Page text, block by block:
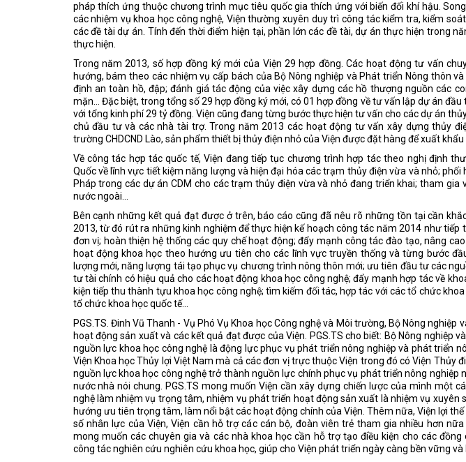
pháp thích ứng thuộc chương trình mục tiêu quốc gia thích ứng với biến đối khí hậu.
các nhiệm vụ khoa học công nghệ, Viện thường xuyên duy trì công tác kiểm tra, kiểm
các đề tài dự án. Tính đến thời điểm hiện tại, phần lớn các đề tài, dự án thực hiện trong
thực hiện.
Trong năm 2013, số hợp đồng ký mới của Viện 29 hợp đồng. Các hoạt động tư vấn
hướng, bám theo các nhiệm vụ cấp bách của Bộ Nông nghiệp và Phát triển Nông thôn
định an toàn hồ, đập; đánh giá tác động của việc xây dựng các hồ thượng nguồn các
mặn... Đặc biệt, trong tổng số 29 hợp đồng ký mới, có 01 hợp đồng về tư vấn lập dự án đầu
với tổng kinh phí 29 tỷ đồng. Viện cũng đang từng bước thực hiện tư vấn cho các dự án
chủ đầu tư và các nhà tài trợ. Trong năm 2013 các hoạt động tư vấn xây dựng thủy
trường CHDCND Lào, sản phẩm thiết bị thủy điện nhỏ của Viện được đặt hàng để xuất
Về công tác hợp tác quốc tế, Viện đang tiếp tục chương trình hợp tác theo nghị định
Quốc về lĩnh vực tiết kiệm năng lượng và hiện đại hóa các trạm thủy điện vừa và nhỏ;
Pháp trong các dự án CDM cho các trạm thủy điện vừa và nhỏ đang triển khai; tham
nước ngoài...
Bên cạnh những kết quả đạt được ở trên, báo cáo cũng đã nêu rõ những tồn tại cần
2013, từ đó rút ra những kinh nghiệm để thực hiện kế hoạch công tác năm 2014 như tiếp
đơn vị; hoàn thiện hệ thống các quy chế hoạt động; đẩy mạnh công tác đào tạo, nâng
hoạt động khoa học theo hướng ưu tiên cho các lĩnh vực truyền thống và từng bước
lượng mới, năng lượng tái tạo phục vụ chương trình nông thôn mới; ưu tiên đầu tư các
tư tài chính có hiệu quả cho các hoạt động khoa học công nghệ; đẩy mạnh hợp tác về
kiện tiếp thu thành tựu khoa học công nghệ; tìm kiếm đối tác, hợp tác với các tổ chức
tổ chức khoa học quốc tế...
PGS.TS. Đinh Vũ Thanh - Vụ Phó Vụ Khoa học Công nghệ và Môi trường, Bộ Nông nghiệp
hoạt động sản xuất và các kết quả đạt được của Viện. PGS.TS cho biết: Bộ Nông nghiệp
nguồn lực khoa học công nghệ là động lực phục vụ phát triển nông nghiệp và phát triển
Viện Khoa học Thủy lợi Việt Nam mà cả các đơn vị trực thuộc Viện trong đó có Viện Thủy
nguồn lực khoa học công nghệ trở thành nguồn lực chính phục vụ phát triển nông nghiệp
nước nhà nói chung. PGS.TS mong muốn Viện cần xây dựng chiến lược của mình một
nghệ làm nhiệm vụ trọng tâm, nhiệm vụ phát triển hoạt động sản xuất là nhiệm vụ xuyên
hướng ưu tiên trọng tâm, làm nổi bật các hoạt động chính của Viện. Thêm nữa, Viện lợi
số nhân lực của Viện, Viện cần hỗ trợ các cán bộ, đoàn viên trẻ tham gia nhiều hơn
mong muốn các chuyên gia và các nhà khoa học cần hỗ trợ tạo điều kiện cho các
công tác nghiên cứu nghiên cứu khoa học, giúp cho Viện phát triển ngày càng bền vững và